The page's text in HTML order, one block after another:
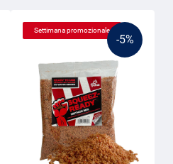
-5%
Settimana promozionale